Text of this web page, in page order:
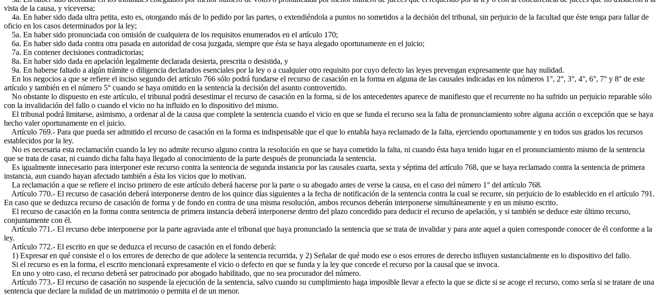
vista de la causa, y viceversa;
4a. En haber sido dada ultra petita, esto es, otorgando más de lo pedido por las partes, o extendiéndola a puntos no sometidos a la decisión del tribunal, sin perjuicio de la facultad que éste tenga para fallar de
oficio en los casos determinados por la ley;
5a. En haber sido pronunciada con omisión de cualquiera de los requisitos enumerados en el artículo 170;
6a. En haber sido dada contra otra pasada en autoridad de cosa juzgada, siempre que ésta se haya alegado oportunamente en el juicio;
7a. En contener decisiones contradictorias;
8a. En haber sido dada en apelación legalmente declarada desierta, prescrita o desistida, y
9a. En haberse faltado a algún trámite o diligencia declarados esenciales por la ley o a cualquier otro requisito por cuyo defecto las leyes prevengan expresamente que hay nulidad.
En los negocios a que se refiere el inciso segundo del artículo 766 sólo podrá fundarse el recurso de casación en la forma en alguna de las causales indicadas en los números 1°, 2°, 3°, 4°, 6°, 7° y 8° de este
artículo y también en el número 5° cuando se haya omitido en la sentencia la decisión del asunto controvertido.
No obstante lo dispuesto en este artículo, el tribunal podrá desestimar el recurso de casación en la forma, si de los antecedentes aparece de manifiesto que el recurrente no ha sufrido un perjuicio reparable sólo
con la invalidación del fallo o cuando el vicio no ha influido en lo dispositivo del mismo.
El tribunal podrá limitarse, asimismo, a ordenar al de la causa que complete la sentencia cuando el vicio en que se funda el recurso sea la falta de pronunciamiento sobre alguna acción o excepción que se haya
hecho valer oportunamente en el juicio.
Artículo 769.- Para que pueda ser admitido el recurso de casación en la forma es indispensable que el que lo entabla haya reclamado de la falta, ejerciendo oportunamente y en todos sus grados los recursos
establecidos por la ley.
No es necesaria esta reclamación cuando la ley no admite recurso alguno contra la resolución en que se haya cometido la falta, ni cuando ésta haya tenido lugar en el pronunciamiento mismo de la sentencia
que se trata de casar, ni cuando dicha falta haya llegado al conocimiento de la parte después de pronunciada la sentencia.
Es igualmente innecesario para interponer este recurso contra la sentencia de segunda instancia por las causales cuarta, sexta y séptima del artículo 768, que se haya reclamado contra la sentencia de primera
instancia, aun cuando hayan afectado también a ésta los vicios que lo motivan.
La reclamación a que se refiere el inciso primero de este artículo deberá hacerse por la parte o su abogado antes de verse la causa, en el caso del número 1° del artículo 768.
Artículo 770.- El recurso de casación deberá interponerse dentro de los quince días siguientes a la fecha de notificación de la sentencia contra la cual se recurre, sin perjuicio de lo establecido en el artículo 791.
En caso que se deduzca recurso de casación de forma y de fondo en contra de una misma resolución, ambos recursos deberán interponerse simultáneamente y en un mismo escrito.
El recurso de casación en la forma contra sentencia de primera instancia deberá interponerse dentro del plazo concedido para deducir el recurso de apelación, y si también se deduce este último recurso,
conjuntamente con él.
Artículo 771.- El recurso debe interponerse por la parte agraviada ante el tribunal que haya pronunciado la sentencia que se trata de invalidar y para ante aquel a quien corresponde conocer de él conforme a la
ley.
Artículo 772.- El escrito en que se deduzca el recurso de casación en el fondo deberá:
1) Expresar en qué consiste el o los errores de derecho de que adolece la sentencia recurrida, y 2) Señalar de qué modo ese o esos errores de derecho influyen sustancialmente en lo dispositivo del fallo.
Si el recurso es en la forma, el escrito mencionará expresamente el vicio o defecto en que se funda y la ley que concede el recurso por la causal que se invoca.
En uno y otro caso, el recurso deberá ser patrocinado por abogado habilitado, que no sea procurador del número.
Artículo 773.- El recurso de casación no suspende la ejecución de la sentencia, salvo cuando su cumplimiento haga imposible llevar a efecto la que se dicte si se acoge el recurso, como sería si se tratare de una
sentencia que declare la nulidad de un matrimonio o permita el de un menor.